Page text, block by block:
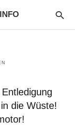
die Wüste!